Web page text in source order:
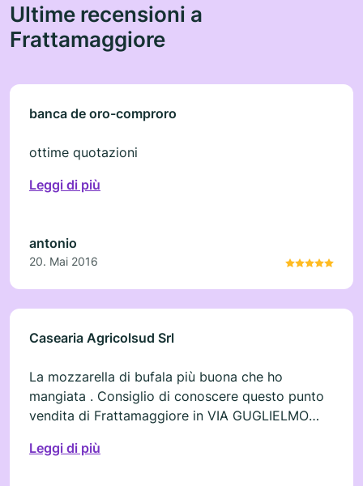
Ultime recensioni a
Frattamaggiore
banca de oro-comproro
ottime quotazioni
Leggi di più
antonio
20. Mai 2016
Casearia Agricolsud Srl
La mozzarella di bufala più buona che ho
mangiata . Consiglio di conoscere questo punto
vendita di Frattamaggiore in VIA GUGLIELMO
Leggi di più